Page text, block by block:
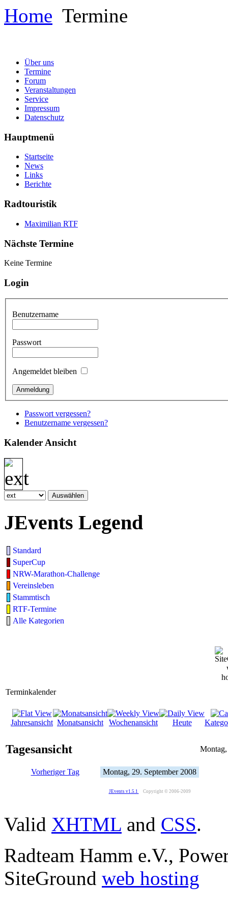
Home Termine
Über uns
Termine
Forum
Veranstaltungen
Service
Impressum
Datenschutz
Hauptmenü
Startseite
News
Links
Berichte
Radtouristik
Maximilian RTF
Nächste Termine
Keine Termine
Login
Benutzername
Passwort
Angemeldet bleiben
Passwort vergessen?
Benutzername vergessen?
Kalender Ansicht
JEvents Legend
Standard
SuperCup
NRW-Marathon-Challenge
Vereinsleben
Stammtisch
RTF-Termine
Alle Kategorien
Terminkalender
Jahresansicht Monatsansicht Wochenansicht Heute
Tagesansicht
Vorheriger Tag Montag, 29. September 2008
JEvents v1.5.1 Copyright © 2006-2009
Valid XHTML and CSS.
Radteam Hamm e.V.,
SiteGround web hosting